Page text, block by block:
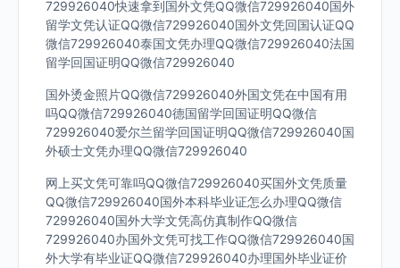
729926040快速拿到国外文凭QQ微信729926040国外
留学文凭认证QQ微信729926040国外文凭回国认证QQ
微信729926040泰国文凭办理QQ微信729926040法国
留学回国证明QQ微信729926040
国外烫金照片QQ微信729926040外国文凭在中国有用
吗QQ微信729926040德国留学回国证明QQ微信
729926040爱尔兰留学回国证明QQ微信729926040国
外硕士文凭办理QQ微信729926040
网上买文凭可靠吗QQ微信729926040买国外文凭质量
QQ微信729926040国外本科毕业证怎么办理QQ微信
729926040国外大学文凭高仿真制作QQ微信
729926040办国外文凭可找工作QQ微信729926040国
外大学有毕业证QQ微信729926040办理国外毕业证价